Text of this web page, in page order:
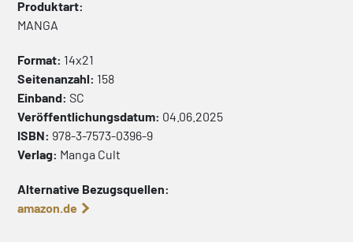
Produktart:
MANGA
Format: 14x21
Seitenanzahl: 158
Einband: SC
Veröffentlichungsdatum: 04.06.2025
ISBN: 978-3-7573-0396-9
Verlag: Manga Cult
Alternative Bezugsquellen:
amazon.de